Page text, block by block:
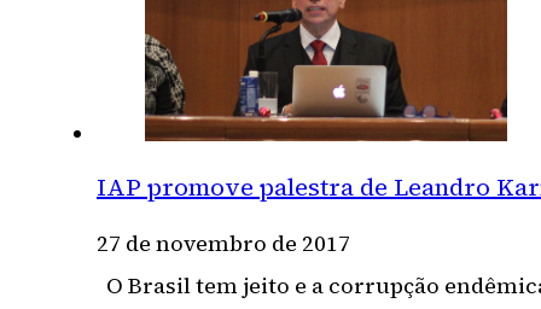
IAP promove palestra de Leandro
27 de novembro de 2017
O Brasil tem jeito e a corrupção